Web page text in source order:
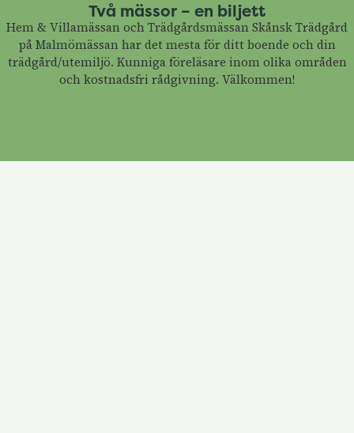
Två mässor – en biljett
Hem & Villamässan och Trädgårdsmässan Skånsk Trädgård
på Malmömässan har det mesta för ditt boende och din
trädgård/utemiljö. Kunniga föreläsare inom olika områden
och kostnadsfri rådgivning. Välkommen!